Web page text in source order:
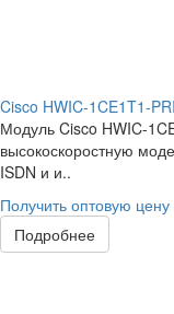
Cisco HWIC-1CE1T1-PRI
Модуль Cisco HWIC-
высокоскоростную
ISDN и и..
Получить оптовую цену
Подробнее